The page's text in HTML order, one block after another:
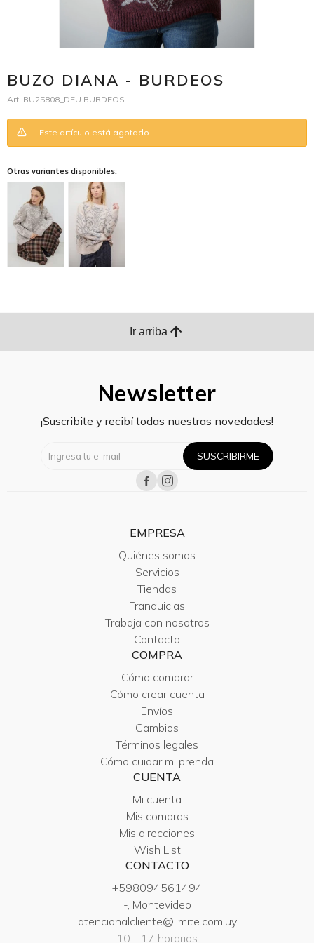
BUZO DIANA - BURDEOS
BU25808_DEU BURDEOS
Este artículo está agotado.
Otras variantes disponibles:
Ir arriba arrow_upward
Newsletter
¡Suscribite y recibí todas nuestras novedades!
SUSCRIBIRME
 
EMPRESA
Quiénes somos
Servicios
Tiendas
Franquicias
Trabaja con nosotros
Contacto
COMPRA
Cómo comprar
Cómo crear cuenta
Envíos
Cambios
Términos legales
Cómo cuidar mi prenda
CUENTA
Mi cuenta
Mis compras
Mis direcciones
Wish List
CONTACTO
+598094561494
-, Montevideo
atencionalcliente@limite.com.uy
10 - 17 horarios